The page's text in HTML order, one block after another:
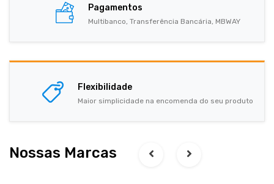
Pagamentos
Multibanco, Transferência Bancária, MBWAY
Flexibilidade
Maior simplicidade na encomenda do seu produto
Nossas Marcas